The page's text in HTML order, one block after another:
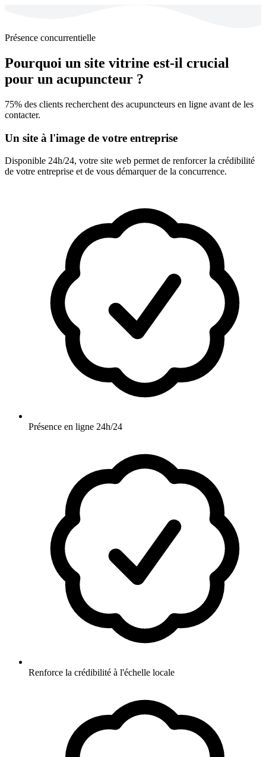
Présence concurrentielle
Pourquoi un site vitrine est-il crucial
pour un acupuncteur ?
75% des clients recherchent des acupuncteurs en ligne avant de les
contacter.
Un site à l'image de votre entreprise
Disponible 24h/24, votre site web permet de renforcer la crédibilité
de votre entreprise et de vous démarquer de la concurrence.
Présence en ligne 24h/24
Renforce la crédibilité à l'échelle locale